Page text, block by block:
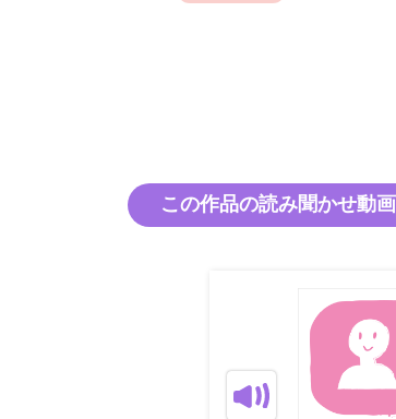
この作品の読み聞かせ動画